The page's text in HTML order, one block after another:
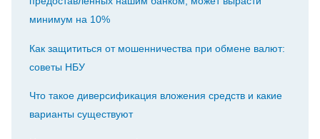
минимум на 10%
Как защититься от мошенничества при обмене валют:
советы НБУ
Что такое диверсификация вложения средств и какие
варианты существуют